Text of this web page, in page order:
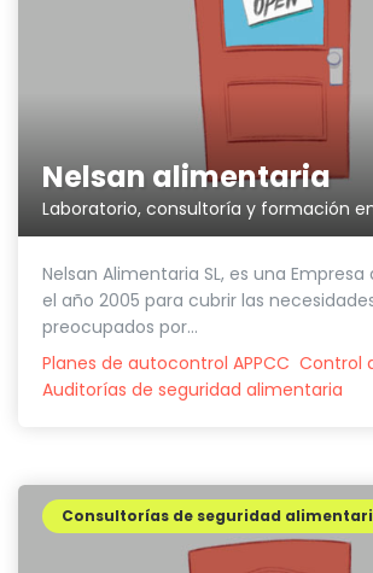
Nelsan alimentaria
Nelsan Alimentaria SL, es una
el año 2005 para cubrir las
preocupados por...
Planes de autocontrol APPCC Control
Auditorías de seguridad alimentaria
Consultorías de seguridad